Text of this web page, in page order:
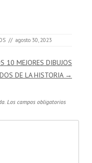
// agosto 30, 2023
10 MEJORES DIBUJOS
DE LA HISTORIA →
Los campos obligatorios